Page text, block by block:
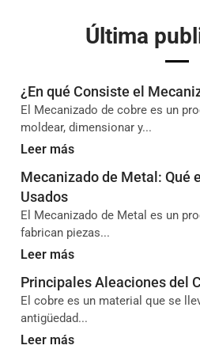
Última
¿En qué Consiste el
El Mecanizado de cobre es un
moldear, dimensionar y...
Leer más
Mecanizado de Metal: Qué
Usados
El Mecanizado de Metal es un
fabrican piezas...
Leer más
Principales Aleaciones del
El cobre es un material que se
antigüedad...
Leer más